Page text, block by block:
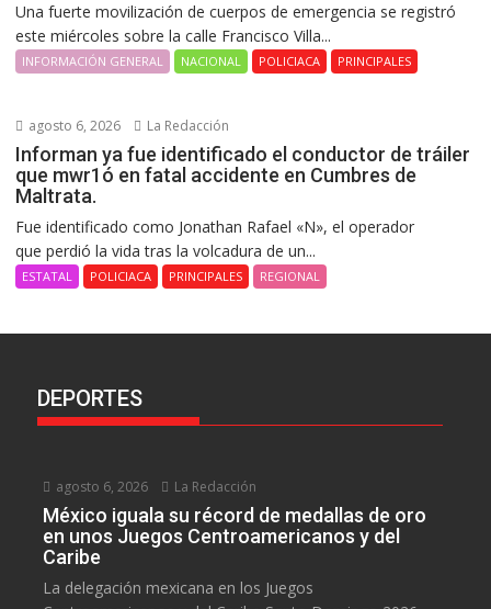
Una fuerte movilización de cuerpos de emergencia se registró
este miércoles sobre la calle Francisco Villa...
INFORMACIÓN GENERAL NACIONAL POLICIACA PRINCIPALES
agosto 6, 2026 La Redacción
Informan ya fue identificado el conductor de tráiler
que mwr1ó en fatal accidente en Cumbres de
Maltrata.
Fue identificado como Jonathan Rafael «N», el operador
que perdió la vida tras la volcadura de un...
ESTATAL POLICIACA PRINCIPALES REGIONAL
DEPORTES
agosto 6, 2026 La Redacción
México iguala su récord de medallas de oro
en unos Juegos Centroamericanos y del
Caribe
La delegación mexicana en los Juegos